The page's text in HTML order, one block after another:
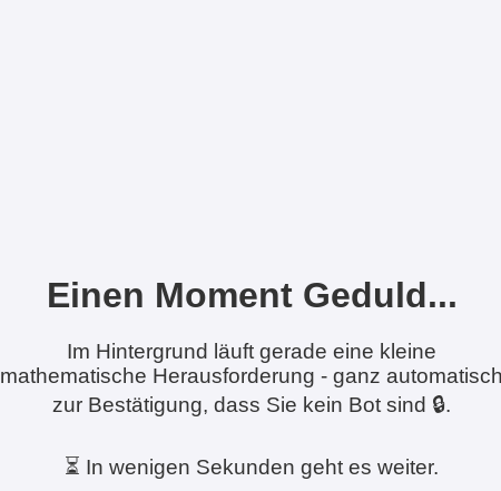
Einen Moment Geduld...
Im Hintergrund läuft gerade eine kleine
mathematische Herausforderung - ganz
zur Bestätigung, dass Sie kein Bot sind 🔒.
⏳ In wenigen Sekunden geht es weiter.